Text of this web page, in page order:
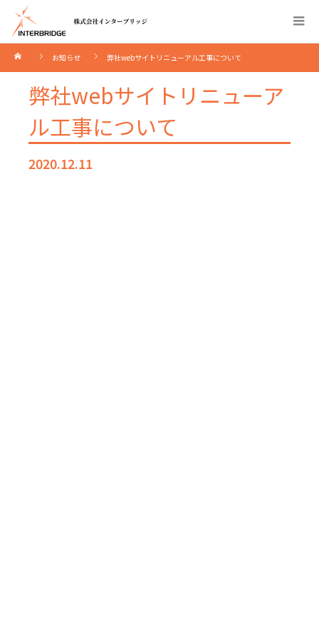
お知らせ 弊社webサイトリニューアル工事について
弊社webサイトリニューア
ル工事について
2020.12.11